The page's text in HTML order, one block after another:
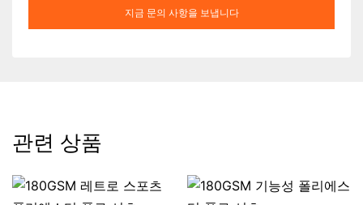
지금 문의 사항을 보냅니다
관련 상품